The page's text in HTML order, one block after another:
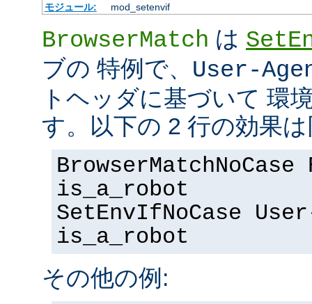
モジュール:
mod_setenvif
BrowserMatch は
ブの 特例で、 User-
トヘッダに基づいて 環
す。以下の 2 行の効果
BrowserMatchNoCase
is_a_robot
SetEnvIfNoCase
is_a_robot
その他の例: